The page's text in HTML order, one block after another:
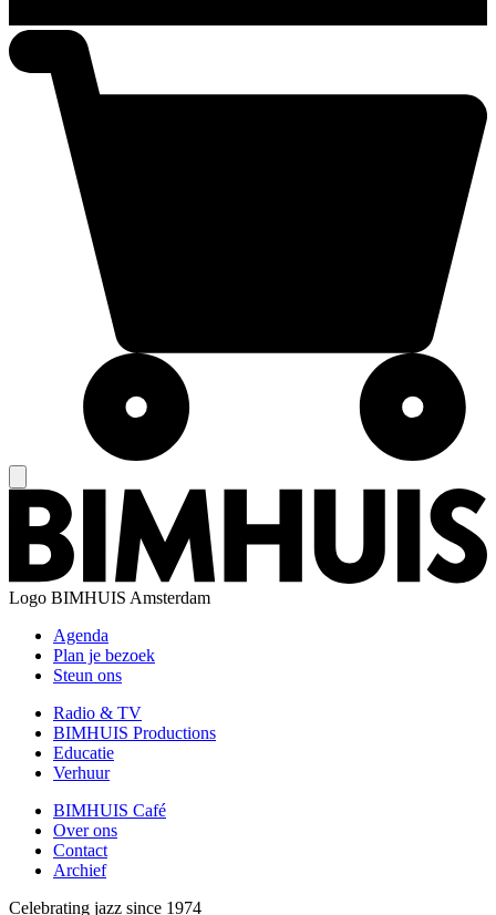
Logo BIMHUIS Amsterdam
Agenda
Plan je bezoek
Steun ons
Radio & TV
BIMHUIS Productions
Educatie
Verhuur
BIMHUIS Café
Over ons
Contact
Archief
Celebrating jazz since 1974